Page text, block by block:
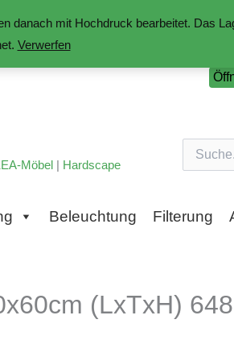
danach mit Hochdruck bearbeitet. Das
Verwerfen
Möbel | Hardscape
nach:
Beleuchtung Filterung
(LxTxH)